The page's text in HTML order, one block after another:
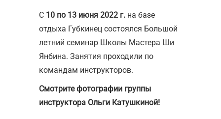
С 10 по 13 июня 2022 г. на базе
отдыха Губкинец состоялся Большой
летний семинар Школы Мастера Ши
Янбина. Занятия проходили по
командам инструкторов.
Смотрите фотографии группы
инструктора Ольги Катушкиной!